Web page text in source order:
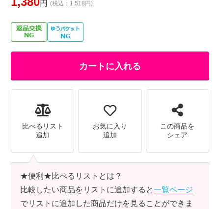
円 (税込：1,518円)
カートに入れる
比べるリスト
追加
お気に入り
追加
この商品を
シェア
★便利★比べるリストとは？
比較したい商品をリストに追加すると一覧ページ
でリストに追加した商品だけを見ることができま